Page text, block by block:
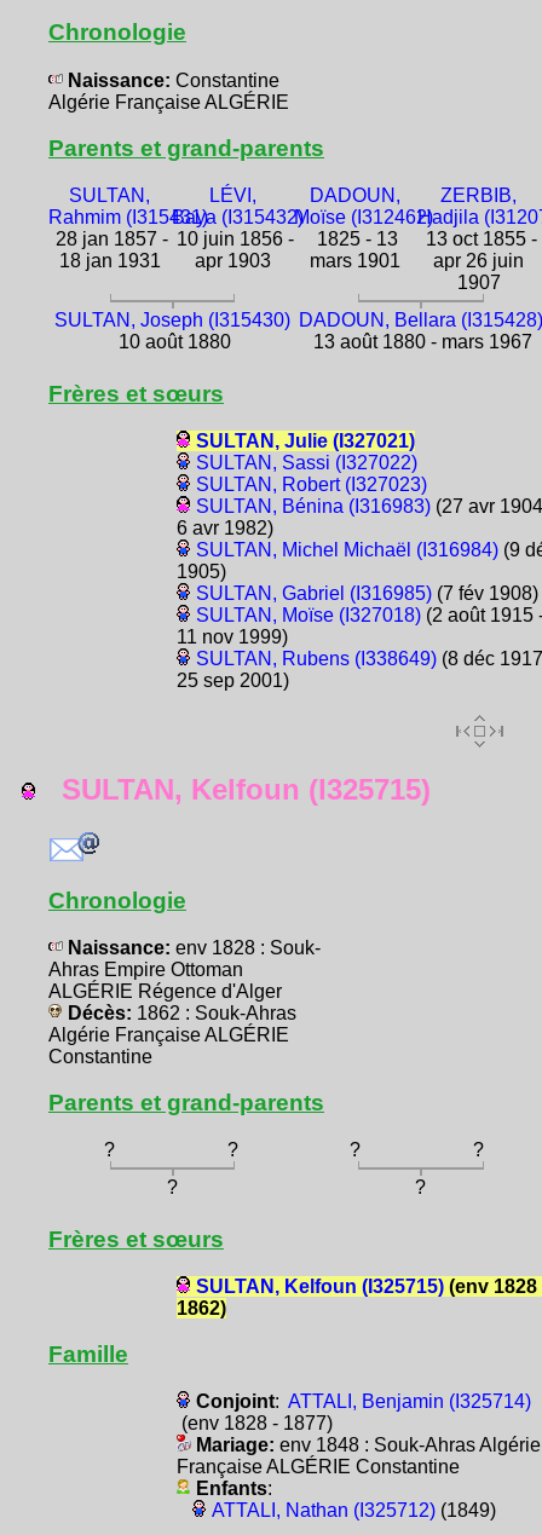
Chronologie
Naissance: Constantine
Algérie Française ALGÉRIE
Parents et grand-parents
SULTAN,
Rahmim (I315431)
28 jan 1857 -
18 jan 1931
LÉVI,
Baya (I315432)
10 juin 1856 -
apr 1903
DADOUN,
Moïse (I312462)
1825 - 13
mars 1901
ZERBIB,
Hadjila
13 oct 1855 -
apr 26 juin
1907
SULTAN, Joseph (I315430)
10 août 1880
DADOUN, Bellara (I315428)
13 août 1880 - mars 1967
Frères et sœurs
SULTAN, Julie (I327021)
SULTAN, Sassi (I327022)
SULTAN, Robert (I327023)
SULTAN, Bénina (I316983)(27 avr
6 avr 1982)
SULTAN, Michel Michaël (I316984)(9
1905)
SULTAN, Gabriel (I316985)(7 fév 1908)
SULTAN, Moïse (I327018)(2 août 1915
11 nov 1999)
SULTAN, Rubens (I338649)(8 déc
25 sep 2001)
SULTAN, Kelfoun (I325715)
Chronologie
Naissance: env 1828 : Souk-
Ahras Empire Ottoman
ALGÉRIE Régence d'Alger
Décès: 1862 : Souk-Ahras
Algérie Française ALGÉRIE
Constantine
Parents et grand-parents
? ? ?
?
?
?
Frères et sœurs
SULTAN, Kelfoun (I325715)(env 1828
1862)
Famille
Conjoint: ATTALI, Benjamin (I325714)
(env 1828 - 1877)
Mariage: env 1848 : Souk-Ahras Algérie
Française ALGÉRIE Constantine
Enfants:
ATTALI, Nathan (I325712)(1849)